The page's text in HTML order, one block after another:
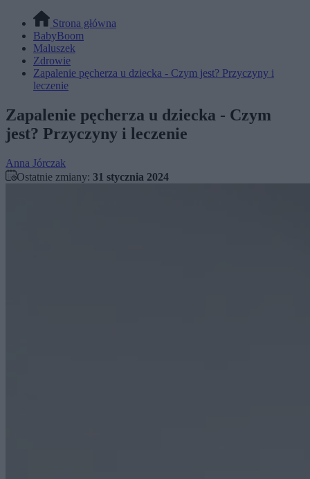
Strona główna
BabyBoom
Maluszek
Zdrowie
Zapalenie pęcherza u dziecka - Czym jest? Przyczyny i
leczenie
Zapalenie pęcherza u dziecka - Czym
jest? Przyczyny i leczenie
Anna Jórczak
Ostatnie zmiany: 31 stycznia 2024